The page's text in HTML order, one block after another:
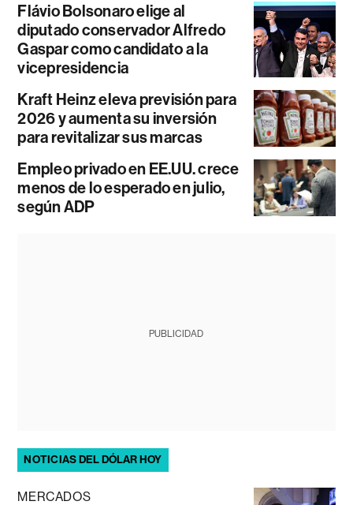
Flávio Bolsonaro elige al
diputado conservador Alfredo
Gaspar como candidato a la
vicepresidencia
Kraft Heinz eleva previsión para
2026 y aumenta su inversión
para revitalizar sus marcas
Empleo privado en EE.UU. crece
menos de lo esperado en julio,
según ADP
PUBLICIDAD
NOTICIAS DEL DÓLAR HOY
MERCADOS